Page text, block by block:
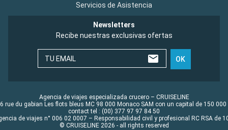
Servicios de Asistencia
Newsletters
Recibe nuestras exclusivas ofertas
TU EMAIL OK
Agencia de viajes especializada crucero – CRUISELINE
rue du gabian Les flots bleus MC 98 000 Monaco SAM con un capital de 150 000
contact tel : (00) 377 97 97 84 50
de viajes n° 006 02 0007 – Responsabilidad civil y profesional RC RSA de
© CRUISELINE 2026 - all rights reserved